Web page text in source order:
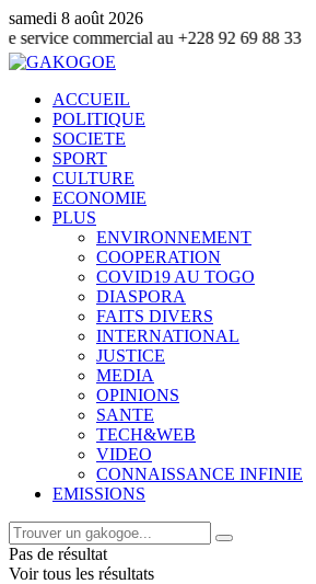
samedi 8 août 2026
au +228 92 69 88 33
ACCUEIL
POLITIQUE
SOCIETE
SPORT
CULTURE
ECONOMIE
PLUS
ENVIRONNEMENT
COOPERATION
COVID19 AU TOGO
DIASPORA
FAITS DIVERS
INTERNATIONAL
JUSTICE
MEDIA
OPINIONS
SANTE
TECH&WEB
VIDEO
CONNAISSANCE INFINIE
EMISSIONS
Pas de résultat
Voir tous les résultats